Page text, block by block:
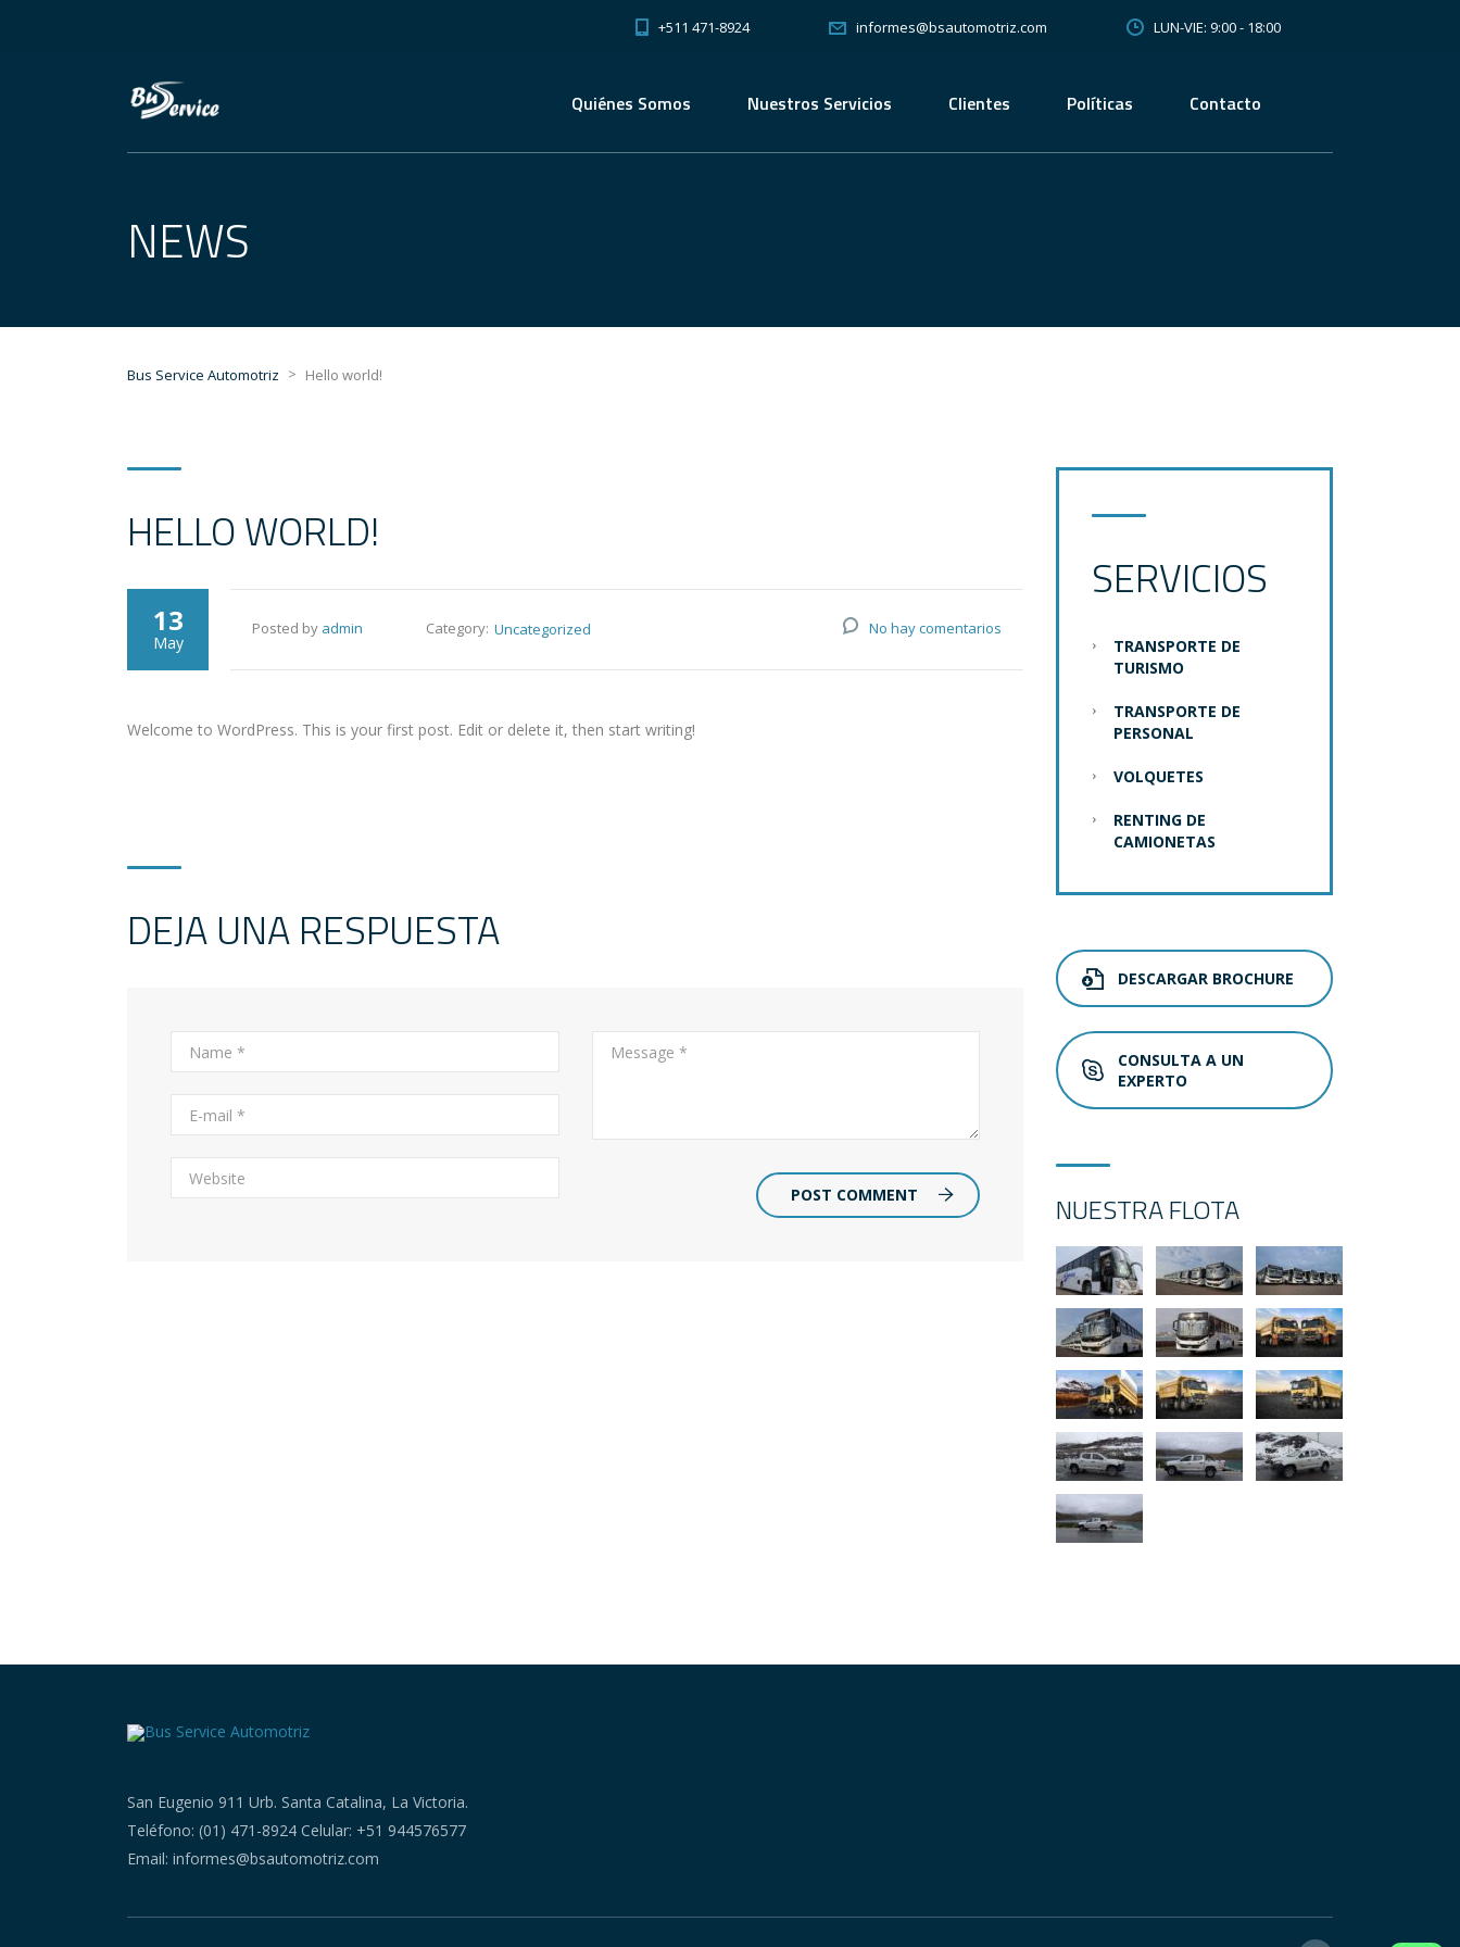
+511 471-8924 informes@bsautomotriz.com LUN-VIE: 9:00 - 18:00
Quiénes Somos Nuestros Servicios Clientes Políticas Contacto
NEWS
Bus Service Automotriz > Hello world!
HELLO WORLD!
13
May
Posted by admin Category: Uncategorized No hay comentarios
Welcome to WordPress. This is your first post. Edit or delete it, then start writing!
DEJA UNA RESPUESTA
POST COMMENT
SERVICIOS
TRANSPORTE DE
TURISMO
TRANSPORTE DE
PERSONAL
VOLQUETES
RENTING DE
CAMIONETAS
DESCARGAR BROCHURE
CONSULTA A UN
EXPERTO
NUESTRA FLOTA
San Eugenio 911 Urb. Santa Catalina, La Victoria.
Teléfono: (01) 471-8924 Celular: +51 944576577
Email: informes@bsautomotriz.com